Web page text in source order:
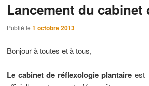
Lancement du cabinet
Publié le 1 octobre 2013
Bonjour à toutes et à tous,
Le cabinet de réflexologie plantaire est